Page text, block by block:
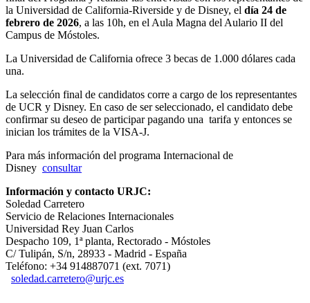
la Universidad de California-Riverside y de Disney, el día 24 de
febrero de 2026, a las 10h, en el Aula Magna del Aulario II del
Campus de Móstoles.
La Universidad de California ofrece 3 becas de 1.000 dólares cada
una.
La selección final de candidatos corre a cargo de los representantes
de UCR y Disney. En caso de ser seleccionado, el candidato debe
confirmar su deseo de participar pagando una tarifa y entonces se
inician los trámites de la VISA-J.
Para más información del programa Internacional de
Disney consultar
Información y contacto URJC:
Soledad Carretero
Servicio de Relaciones Internacionales
Universidad Rey Juan Carlos
Despacho 109, 1ª planta, Rectorado - Móstoles
C/ Tulipán, S/n, 28933 - Madrid - España
Teléfono: +34 914887071 (ext. 7071)
soledad.carretero@urjc.es